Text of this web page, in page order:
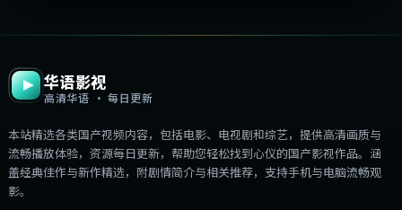
华语影视
高清华语 · 每日更新
本站精选各类国产视频内容，包括电影、电视剧和综艺，提供高清画质与
流畅播放体验，资源每日更新，帮助您轻松找到心仪的国产影视作品。涵
盖经典佳作与新作精选，附剧情简介与相关推荐，支持手机与电脑流畅观
影。